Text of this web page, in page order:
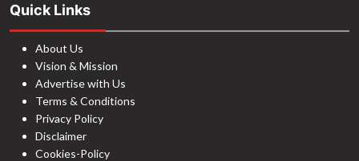
Quick Links
About Us
Vision & Mission
Advertise with Us
Terms & Conditions
Privacy Policy
Disclaimer
Cookies-Policy